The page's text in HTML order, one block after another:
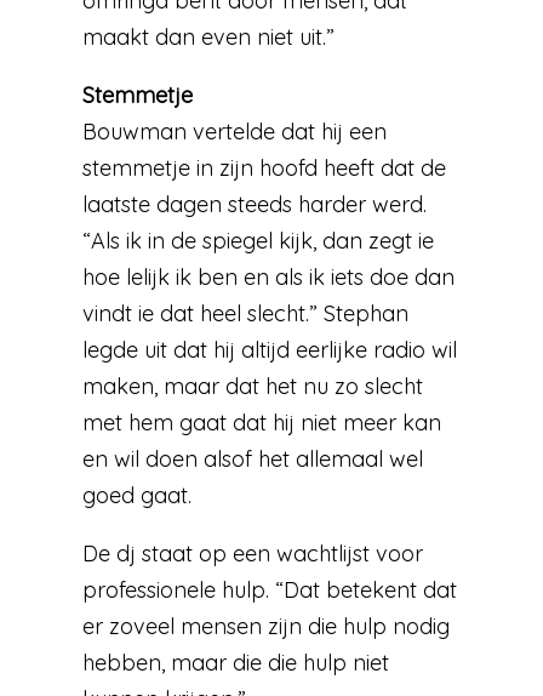
maakt dan even niet uit.”
Stemmetje
Bouwman vertelde dat hij een
stemmetje in zijn hoofd heeft dat de
laatste dagen steeds harder werd.
“Als ik in de spiegel kijk, dan zegt ie
hoe lelijk ik ben en als ik iets doe dan
vindt ie dat heel slecht.” Stephan
legde uit dat hij altijd eerlijke radio wil
maken, maar dat het nu zo slecht
met hem gaat dat hij niet meer kan
en wil doen alsof het allemaal wel
goed gaat.
De dj staat op een wachtlijst voor
professionele hulp. “Dat betekent dat
er zoveel mensen zijn die hulp nodig
hebben, maar die die hulp niet